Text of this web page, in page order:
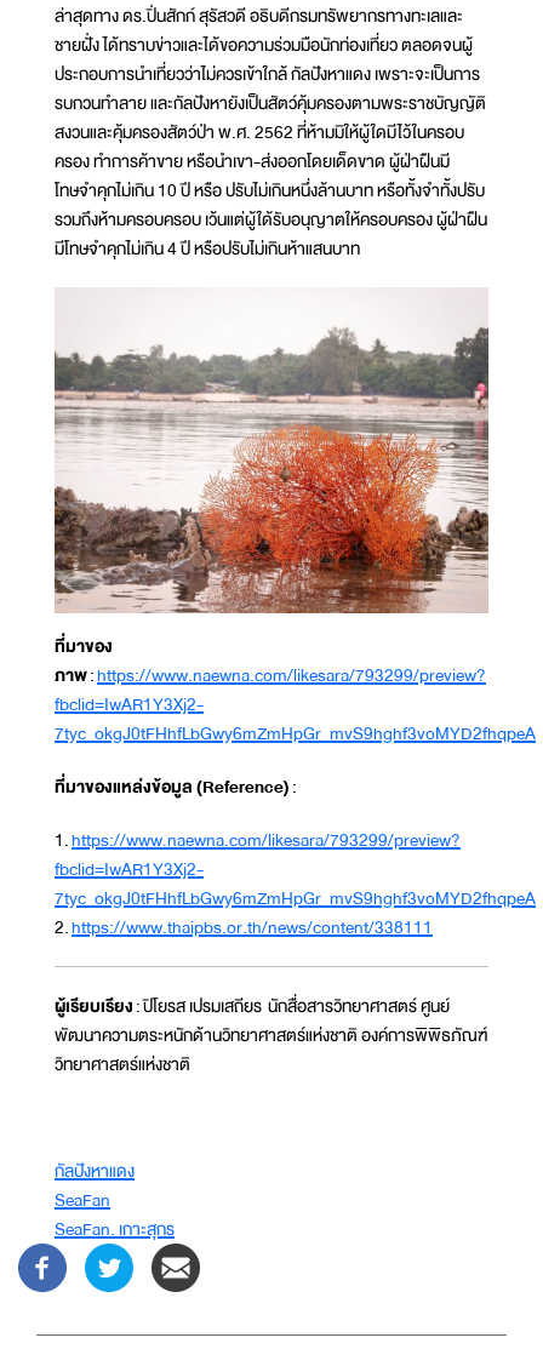
ล่าสุดทาง ดร.ปิ่นสักก์ สุรัสวดี อธิบดีกรมทรัพยากรทางทะเลและ
ชายฝั่ง ได้ทราบข่าวและได้ขอความร่วมมือนักท่องเที่ยว ตลอดจนผู้
ประกอบการนำเที่ยวว่าไม่ควรเข้าใกล้ กัลปังหาแดง เพราะจะเป็นการ
รบกวนทำลาย และกัลปังหายังเป็นสัตว์คุ้มครองตามพระราชบัญญัติ
สงวนและคุ้มครองสัตว์ป่า พ.ศ. 2562 ที่ห้ามมิให้ผู้ใดมีไว้ในครอบ
ครอง ทำการค้าขาย หรือนำเขา-ส่งออกโดยเด็ดขาด ผู้ฝ่าฝืนมี
โทษจำคุกไม่เกิน 10 ปี หรือ ปรับไม่เกินหนึ่งล้านบาท หรือทั้งจำทั้งปรับ
รวมถึงห้ามครอบครอบ เว้นแต่ผู้ใด้รับอนุญาตให้ครอบครอง ผู้ฝ่าฝืน
มีโทษจำคุกไม่เกิน 4 ปี หรือปรับไม่เกินห้าแสนบาท
ที่มาของ
ภาพ:https://www.naewna.com/likesara/793299/preview?
fbclid=IwAR1Y3Xj2-
7tyc_okgJ0tFHhfLbGwy6mZmHpGr_mvS9hghf3voMYD2fhqpeA
ที่มาของแหล่งข้อมูล (Reference):
1.https://www.naewna.com/likesara/793299/preview?
fbclid=IwAR1Y3Xj2-
7tyc_okgJ0tFHhfLbGwy6mZmHpGr_mvS9hghf3voMYD2fhqpeA
2.https://www.thaipbs.or.th/news/content/338111
ผู้เรียบเรียง: ปิโยรส เปรมเสถียร นักสื่อสารวิทยาศาสตร์ ศูนย์
พัฒนาความตระหนักด้านวิทยาศาสตร์แห่งชาติ องค์การพิพิธภัณฑ์
วิทยาศาสตร์แห่งชาติ
กัลปังหาแดง
SeaFan
SeaFan. เกาะสุกร